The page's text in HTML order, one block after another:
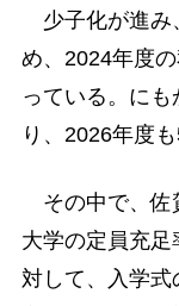
少子化が進み
め、2024年度
っている。に
り、2026年度
その中で、佐
大学の定員充
対して、入学式